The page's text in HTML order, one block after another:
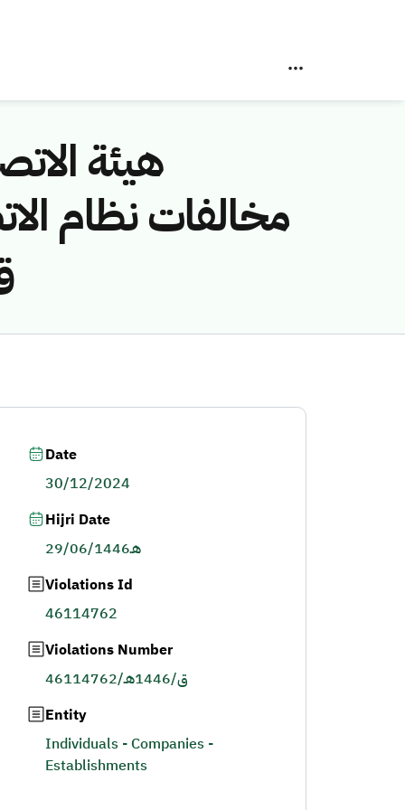
هيئة
ق/
Date
30/12/2024
Hijri Date
29/06/1446هـ
Violations Id
46114762
Violations Number
46114762/ق/1446هـ
Entity
Individuals - Companies -
Establishments